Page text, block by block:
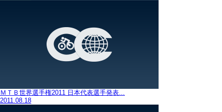
ＭＴＢ世界選手権2011 日本代表選手発表...
2011.08.18